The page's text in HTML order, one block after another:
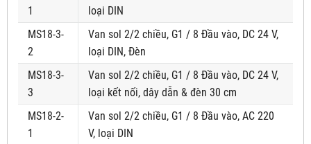
1
loại DIN
MS18-3-
2
Van sol 2/2 chiều, G1 / 8 Đầu vào, DC 24 V,
loại DIN, Đèn
MS18-3-
3
Van sol 2/2 chiều, G1 / 8 Đầu vào, DC 24 V,
loại kết nối, dây dẫn & đèn 30 cm
MS18-2-
1
Van sol 2/2 chiều, G1 / 8 Đầu vào, AC 220
V, loại DIN